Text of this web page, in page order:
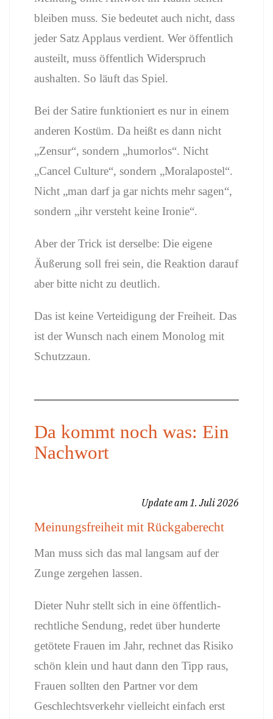
bleiben muss. Sie bedeutet auch nicht, dass
jeder Satz Applaus verdient. Wer öffentlich
austeilt, muss öffentlich Widerspruch
aushalten. So läuft das Spiel.
Bei der Satire funktioniert es nur in einem
anderen Kostüm. Da heißt es dann nicht
„Zensur“, sondern „humorlos“. Nicht
„Cancel Culture“, sondern „Moralapostel“.
Nicht „man darf ja gar nichts mehr sagen“,
sondern „ihr versteht keine Ironie“.
Aber der Trick ist derselbe: Die eigene
Äußerung soll frei sein, die Reaktion darauf
aber bitte nicht zu deutlich.
Das ist keine Verteidigung der Freiheit. Das
ist der Wunsch nach einem Monolog mit
Schutzzaun.
Da kommt noch was: Ein
Nachwort
Update am 1. Juli 2026
Meinungsfreiheit mit Rückgaberecht
Man muss sich das mal langsam auf der
Zunge zergehen lassen.
Dieter Nuhr stellt sich in eine öffentlich-
rechtliche Sendung, redet über hunderte
getötete Frauen im Jahr, rechnet das Risiko
schön klein und haut dann den Tipp raus,
Frauen sollten den Partner vor dem
Geschlechtsverkehr vielleicht einfach erst